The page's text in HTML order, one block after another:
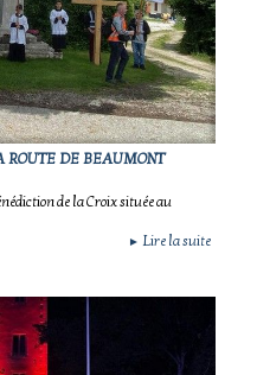
ROUTE DE BEAUMONT
de la Croix située au
► Lire la suite